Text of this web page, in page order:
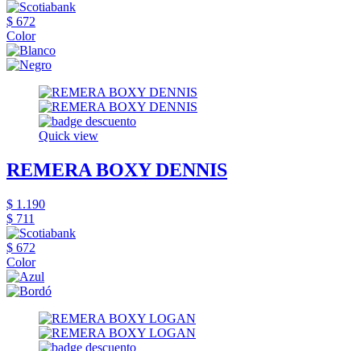
$ 672
Color
Quick view
REMERA BOXY DENNIS
$ 1.190
$ 711
$ 672
Color